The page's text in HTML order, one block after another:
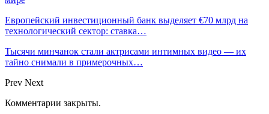
Европейский инвестиционный банк выделяет €70 млрд на
технологический сектор: ставка…
Тысячи минчанок стали актрисами интимных видео — их
тайно снимали в примерочных…
Prev Next
Комментарии закрыты.